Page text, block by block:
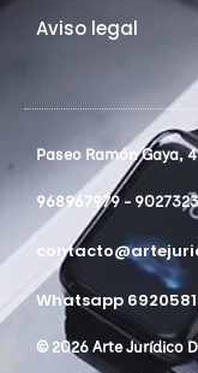
Aviso legal
Paseo Ramón Gaya,
968967979 -
Whatsapp
© 2026 Arte Jurídico